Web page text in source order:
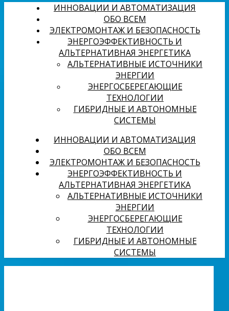
ИННОВАЦИИ И АВТОМАТИЗАЦИЯ
ОБО ВСЕМ
ЭЛЕКТРОМОНТАЖ И БЕЗОПАСНОСТЬ
ЭНЕРГОЭФФЕКТИВНОСТЬ И
АЛЬТЕРНАТИВНАЯ ЭНЕРГЕТИКА
АЛЬТЕРНАТИВНЫЕ ИСТОЧНИКИ
ЭНЕРГИИ
ЭНЕРГОСБЕРЕГАЮЩИЕ
ТЕХНОЛОГИИ
ГИБРИДНЫЕ И АВТОНОМНЫЕ
СИСТЕМЫ
ИННОВАЦИИ И АВТОМАТИЗАЦИЯ
ОБО ВСЕМ
ЭЛЕКТРОМОНТАЖ И БЕЗОПАСНОСТЬ
ЭНЕРГОЭФФЕКТИВНОСТЬ И
АЛЬТЕРНАТИВНАЯ ЭНЕРГЕТИКА
АЛЬТЕРНАТИВНЫЕ ИСТОЧНИКИ
ЭНЕРГИИ
ЭНЕРГОСБЕРЕГАЮЩИЕ
ТЕХНОЛОГИИ
ГИБРИДНЫЕ И АВТОНОМНЫЕ
СИСТЕМЫ